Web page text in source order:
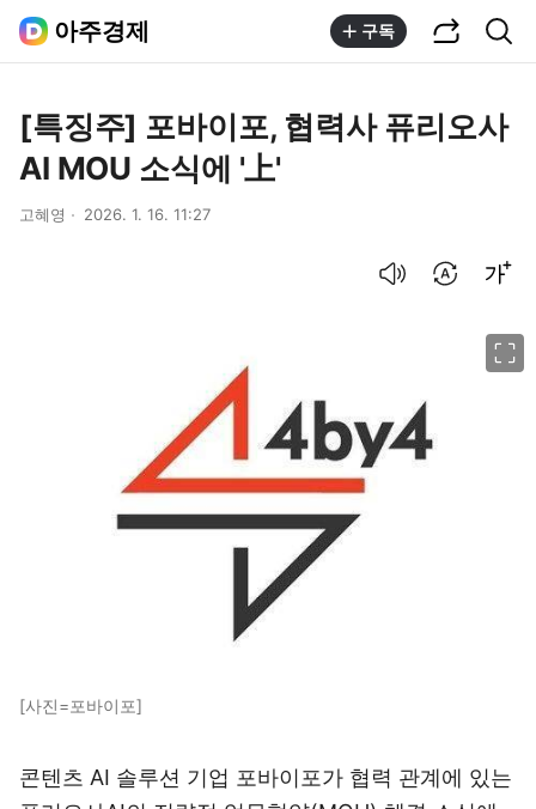
아주경제 구독
[특징주] 포바이포, 협력사 퓨리오사
AI MOU 소식에 '上'
고혜영 2026. 1. 16. 11:27
[사진=포바이포]
콘텐츠 AI 솔루션 기업 포바이포가 협력 관계에 있는